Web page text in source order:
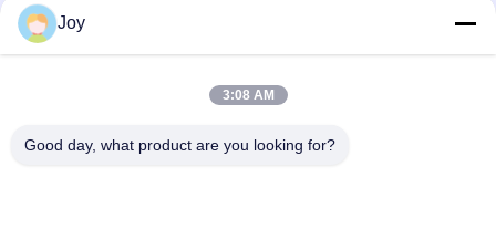
প্রসারিত টাইপ কনটেইনার রিচ স্ট্যাকার ISO 20'-40' কনটেইনার হ্যান্ডলিং জন্য
পারফরম্যান্স গ্যারান্টিযুক্ত কন্টেইনার রিচ স্ট্যাকার Cummins QSM11-330 ইঞ্জিন
প্রয়োজনের জন্য
Joy
3:08 AM
Good day, what product are you looking for?